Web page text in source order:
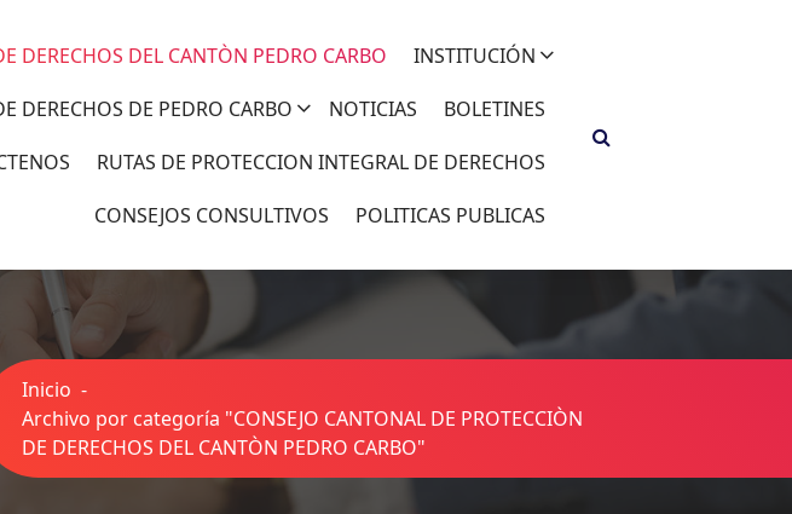
DERECHOS DEL CANTÒN PEDRO CARBO
INSTITUCIÓN
DERECHOS DE PEDRO CARBO
NOTICIAS
BOLETINES
RUTAS DE PROTECCION INTEGRAL DE DERECHOS
CONSEJOS CONSULTIVOS
POLITICAS PUBLICAS
Inicio -
Archivo por categoría "CONSEJO CANTONAL DE PROTECCIÒN
DE DERECHOS DEL CANTÒN PEDRO CARBO"